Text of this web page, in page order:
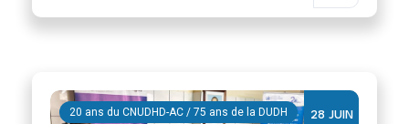
28 JUIN
20 ans du CNUDHD-AC / 75 ans de la DUDH